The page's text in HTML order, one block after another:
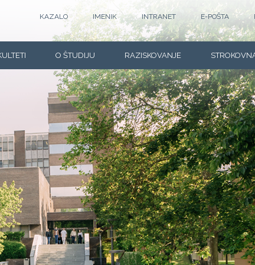
KAZALO IMENIK INTRANET E-POŠTA
O ŠTUDIJU RAZISKOVANJE